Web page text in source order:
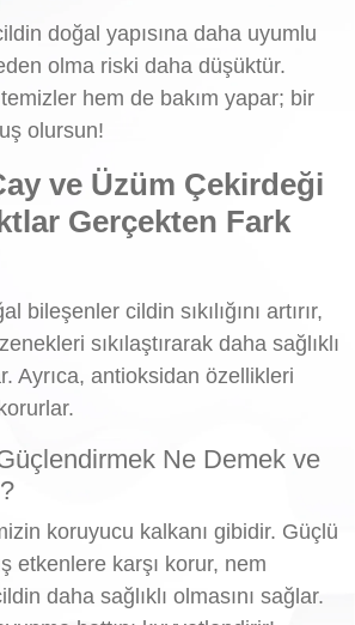
doğal yapısına daha uyumlu
olma riski daha düşüktür.
hem de bakım yapar; bir
olursun!
ve Üzüm Çekirdeği
Gerçekten Fark
bileşenler cildin sıkılığını artırır,
sıkılaştırarak daha sağlıklı
Ayrıca, antioksidan özellikleri
Ne Demek ve
koruyucu kalkanı gibidir. Güçlü
etkenlere karşı korur, nem
daha sağlıklı olmasını sağlar.